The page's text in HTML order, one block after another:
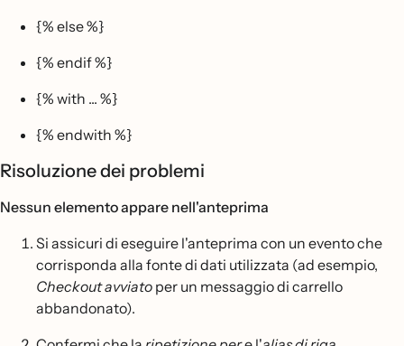
{% else %}
{% endif %}
{% with ... %}
{% endwith %}
Risoluzione dei problemi
Nessun elemento appare nell'anteprima
Si assicuri di eseguire l'anteprima con un evento che
corrisponda alla fonte di dati utilizzata (ad esempio,
Checkout avviato per un messaggio di carrello
abbandonato).